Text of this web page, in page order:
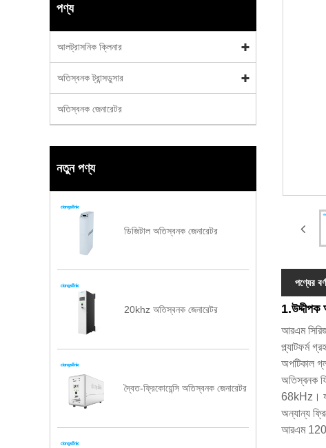
পণ্য
আলট্রাসনিক ক্লিনার
অতিস্বনক ট্রান্সডুসার
অতিস্বনক জেনারেটর
নতুন পণ্য
ডিজিটাল অতিস্বনক জেনারেটর
20khz অতিস্বনক জেনারেটর
দ্বৈত-ফ্রিকোয়েন্সি অতিস্বনক জেনারেটর
পণ্যের
1.উদ্দীপক
আরএম
প্ল্যাটফর্ম
অপটিকাল
অতিস্বনক
68kHz।
অন্যান্য
আরএম 120